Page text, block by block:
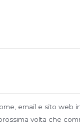
email e sito web
volta che